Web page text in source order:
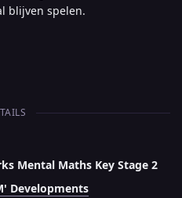
blijven spelen.
Mental Maths Key Stage 2
Developments